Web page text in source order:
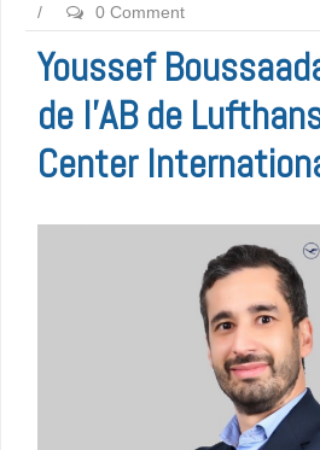
/
0 Comment
Youssef
de l’AB de
Center